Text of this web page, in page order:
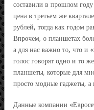
составили в прошлом
цена в третьем же
рублей, тогда как годом
Впрочем, о планшетах
а для нас важно то, что и
голос говорят одно и то
планшеты, которые для
просто модные гаджеты,
Данные компании